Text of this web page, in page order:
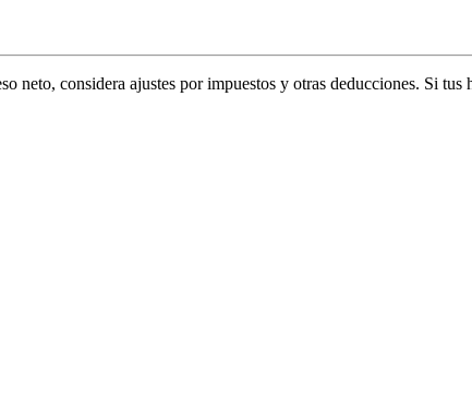
neto, considera ajustes por impuestos y otras deducciones. Si